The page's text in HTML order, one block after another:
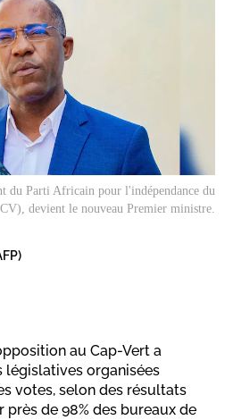
du Parti Africain pour l'indépendance du
devient le nouveau Premier ministre.
au Cap-Vert a
organisées
votes, selon des résultats
de 98% des bureaux de